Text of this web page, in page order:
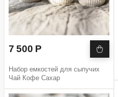
7 500 Р
Набор емкостей для сыпучих
Чай Кофе Сахар